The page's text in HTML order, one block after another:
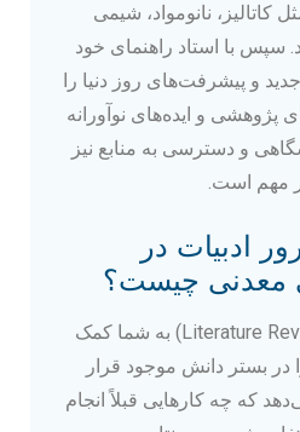
نانومواد، شیمی
سپس با استاد راهنمای خود
و پیشرفت‌های روز دنیا را
پژوهشی و ایده‌های نوآورانه
و دسترسی به منابع نیز
مهم است.
ادبیات در
معدنی چیست؟
بخش مرور ادبیات (Literature Review) به شما کمک
بستر دانش موجود قرار
که چه کارهایی قبلاً انجام